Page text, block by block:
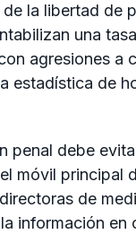
la libertad de
una
agresiones a
estadística de
penal debe
móvil principal
de
información en